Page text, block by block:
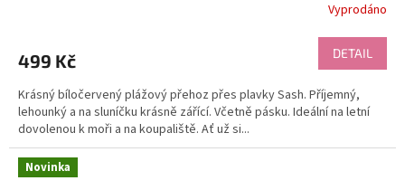
Vyprodáno
499 Kč DETAIL
Krásný bíločervený plážový přehoz přes plavky Sash. Příjemný,
lehounký a na sluníčku krásně zářící. Včetně pásku. Ideální na letní
dovolenou k moři a na koupaliště. Ať už si...
Novinka